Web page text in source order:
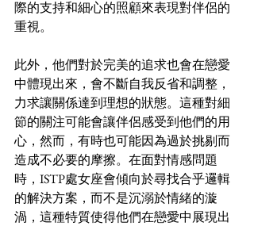
際的支持和細心的照顧來表現對伴侶的
重視。
此外，他們對於完美的追求也會在戀愛
中體現出來，會不斷自我反省和調整，
力求讓關係達到理想的狀態。這種對細
節的關注可能會讓伴侶感受到他們的用
心，然而，有時也可能因為過於挑剔而
造成不必要的摩擦。在面對情感問題
時，ISTP處女座會傾向於尋找合乎邏輯
的解決方案，而不是沉溺於情緒的漩
渦，這種特質使得他們在戀愛中展現出